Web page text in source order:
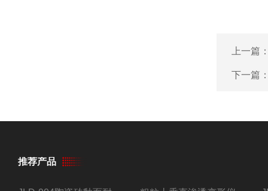
上一篇
下一篇
推荐产品